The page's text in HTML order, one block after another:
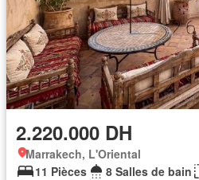
2.220.000 DH
Marrakech, L'Oriental
11 Pièces
8 Salles de bain